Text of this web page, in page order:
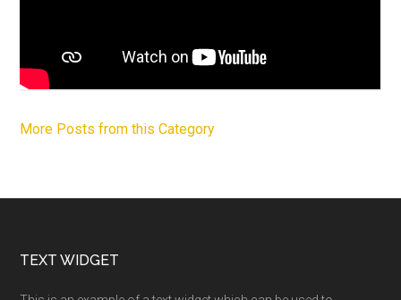
More Posts from this Category
Footer
TEXT WIDGET